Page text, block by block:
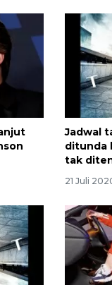
Jadwal
ditunda
tak
21 Juli